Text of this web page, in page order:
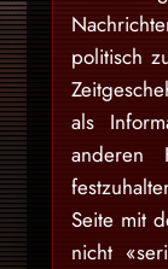
politisch
als
anderen
Seite mit
nicht